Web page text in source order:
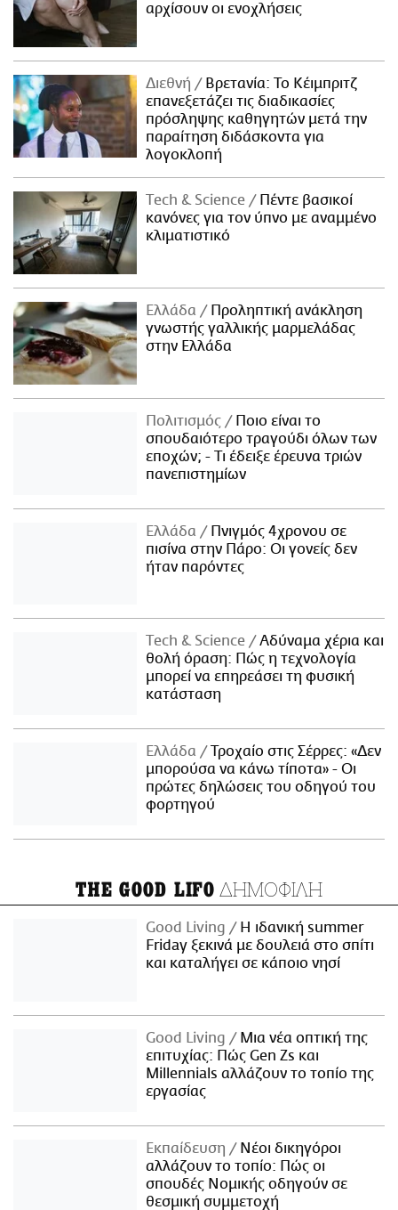
αρχίσουν οι ενοχλήσεις
Διεθνή
Βρετανία: Το Κέιμπριτζ
επανεξετάζει τις διαδικασίες
πρόσληψης καθηγητών μετά την
παραίτηση διδάσκοντα για
λογοκλοπή
Τech & Science
Πέντε βασικοί
κανόνες για τον ύπνο με αναμμένο
κλιματιστικό
Ελλάδα
Προληπτική ανάκληση
γνωστής γαλλικής μαρμελάδας
στην Ελλάδα
Πολιτισμός
Ποιο είναι το
σπουδαιότερο τραγούδι όλων των
εποχών; - Τι έδειξε έρευνα τριών
πανεπιστημίων
Ελλάδα
Πνιγμός 4χρονου σε
πισίνα στην Πάρο: Οι γονείς δεν
ήταν παρόντες
Τech & Science
Αδύναμα χέρια και
θολή όραση: Πώς η τεχνολογία
μπορεί να επηρεάσει τη φυσική
κατάσταση
Ελλάδα
Τροχαίο στις Σέρρες: «Δεν
μπορούσα να κάνω τίποτα» - Οι
πρώτες δηλώσεις του οδηγού του
φορτηγού
THE GOOD LIFO ΔΗΜΟΦΙΛΗ
Good Living
Η ιδανική summer
Friday ξεκινά με δουλειά στο σπίτι
και καταλήγει σε κάποιο νησί
Good Living
Μια νέα οπτική της
επιτυχίας: Πώς Gen Zs και
Millennials αλλάζουν το τοπίο της
εργασίας
Εκπαίδευση
Νέοι δικηγόροι
αλλάζουν το τοπίο: Πώς οι
σπουδές Νομικής οδηγούν σε
θεσμική συμμετοχή